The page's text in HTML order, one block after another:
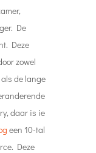
De
Deze
zowel
de lange
daar is ie
een 10-tal
Deze